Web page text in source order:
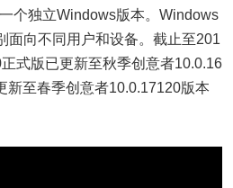
个独立Windows版本。Windows
面向不同用户和设备。截止至201
式版已更新至秋季创意者10.0.16
新至春季创意者10.0.17120版本